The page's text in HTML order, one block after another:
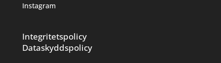
Instagram
Integritetspolicy
Dataskyddspolicy